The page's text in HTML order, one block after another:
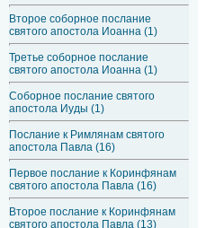
Второе соборное послание
святого апостола Иоанна (1)
Третье соборное послание
святого апостола Иоанна (1)
Соборное послание святого
апостола Иуды (1)
Послание к Римлянам святого
апостола Павла (16)
Первое послание к Коринфянам
святого апостола Павла (16)
Второе послание к Коринфянам
святого апостола Павла (13)